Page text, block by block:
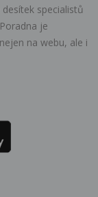
specialistů
je
na webu, ale i